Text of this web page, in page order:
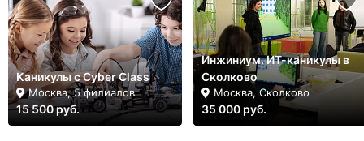
Каникулы с Cyber Class
Москва, 5 филиалов
15 500 руб.
Инжиниум. ИТ-каникулы в
Сколково
Москва, Сколково
35 000 руб.